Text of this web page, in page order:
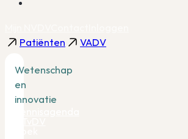
Patiënten
VADV
Wetenschap
en
innovatie